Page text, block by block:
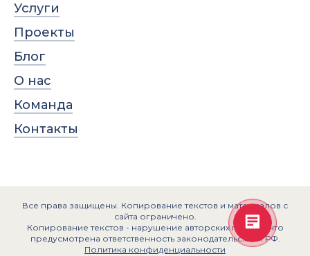
Услуги
Проекты
Блог
О нас
Команда
Контакты
Все права защищены. Копирование текстов и материалов с
сайта ограничено.
Копирование текстов - нарушение авторских прав, за что
предусмотрена ответственность законодательством РФ.
Политика конфиденциальности